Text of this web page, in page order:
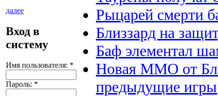
далее
Вход в
систему
Имя пользователя: *
Пароль: *
Рыцарей смерти
Близзард на
Баф элементал
Новая ММО от
предыдущие игры